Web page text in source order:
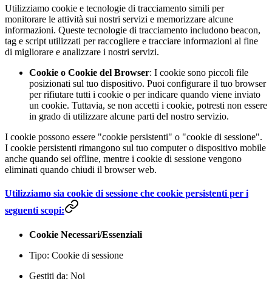
Utilizziamo cookie e tecnologie di tracciamento simili per
monitorare le attività sui nostri servizi e memorizzare alcune
informazioni. Queste tecnologie di tracciamento includono beacon,
tag e script utilizzati per raccogliere e tracciare informazioni al fine
di migliorare e analizzare i nostri servizi.
Cookie o Cookie del Browser: I cookie sono piccoli file
posizionati sul tuo dispositivo. Puoi configurare il tuo browser
per rifiutare tutti i cookie o per indicare quando viene inviato
un cookie. Tuttavia, se non accetti i cookie, potresti non essere
in grado di utilizzare alcune parti del nostro servizio.
I cookie possono essere "cookie persistenti" o "cookie di sessione".
I cookie persistenti rimangono sul tuo computer o dispositivo mobile
anche quando sei offline, mentre i cookie di sessione vengono
eliminati quando chiudi il browser web.
Utilizziamo sia cookie di sessione che cookie persistenti per i
seguenti scopi:
Cookie Necessari/Essenziali
Tipo: Cookie di sessione
Gestiti da: Noi